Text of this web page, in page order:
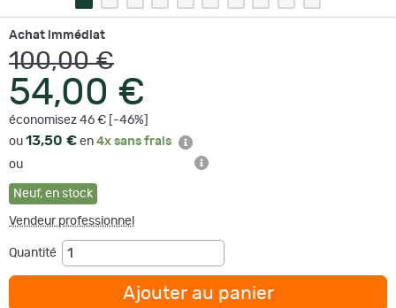
Achat immédiat
100,00 €
54,00 €
économisez 46 € [-46%]
ou 13,50 € en 4x sans frais
ou
Neuf, en stock
Vendeur professionnel
Quantité
Ajouter au panier